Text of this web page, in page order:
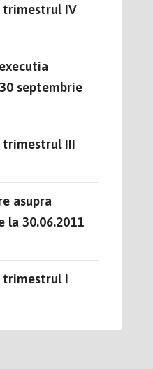
IV
septembrie
III
asupra
la 30.06.2011
I